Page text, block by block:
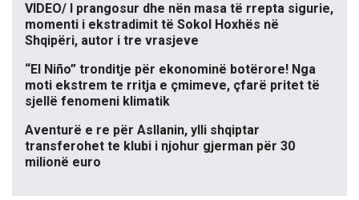
VIDEO/ I prangosur dhe nën masa të rrepta sigurie,
momenti i ekstradimit të Sokol Hoxhës në
Shqipëri, autor i tre vrasjeve
“El Niño” tronditje për ekonominë botërore! Nga
moti ekstrem te rritja e çmimeve, çfarë pritet të
sjellë fenomeni klimatik
Aventurë e re për Asllanin, ylli shqiptar
transferohet te klubi i njohur gjerman për 30
milionë euro